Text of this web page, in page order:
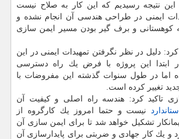
نتیجه رسیدیم كه این كار به صلاح نیست
ایمنی در طراحی هندسی آن انجام نشده و
به كوهستانی و برف گیر بودن مسیر ایمن سازی
دلیل در نظر نگرفتن تمهیدات ایمنی در این
ابتدا این پروژه با فرض یك راه دسترسی
اما در طول سنوات گذشته این مفروضات با
تغییر كرده است.
تاكید كرد: هندسه راه اصلی و كیفیت آن
استانداردنیست و حتما امروز یك كارگروه از
تشكیل خواهد شد تا برای ایمن سازی آن
و یك كار جهادی و ضربتی برای پایدارسازی آن